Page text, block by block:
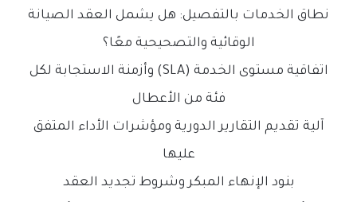
نطاق الخدمات بالتفصيل: هل يشمل العقد الصيانة
الوقائية والتصحيحية معًا؟
اتفاقية مستوى الخدمة (SLA) وأزمنة الاستجابة لكل
فئة من الأعطال
آلية تقديم التقارير الدورية ومؤشرات الأداء المتفق
عليها
بنود الإنهاء المبكر وشروط تجديد العقد